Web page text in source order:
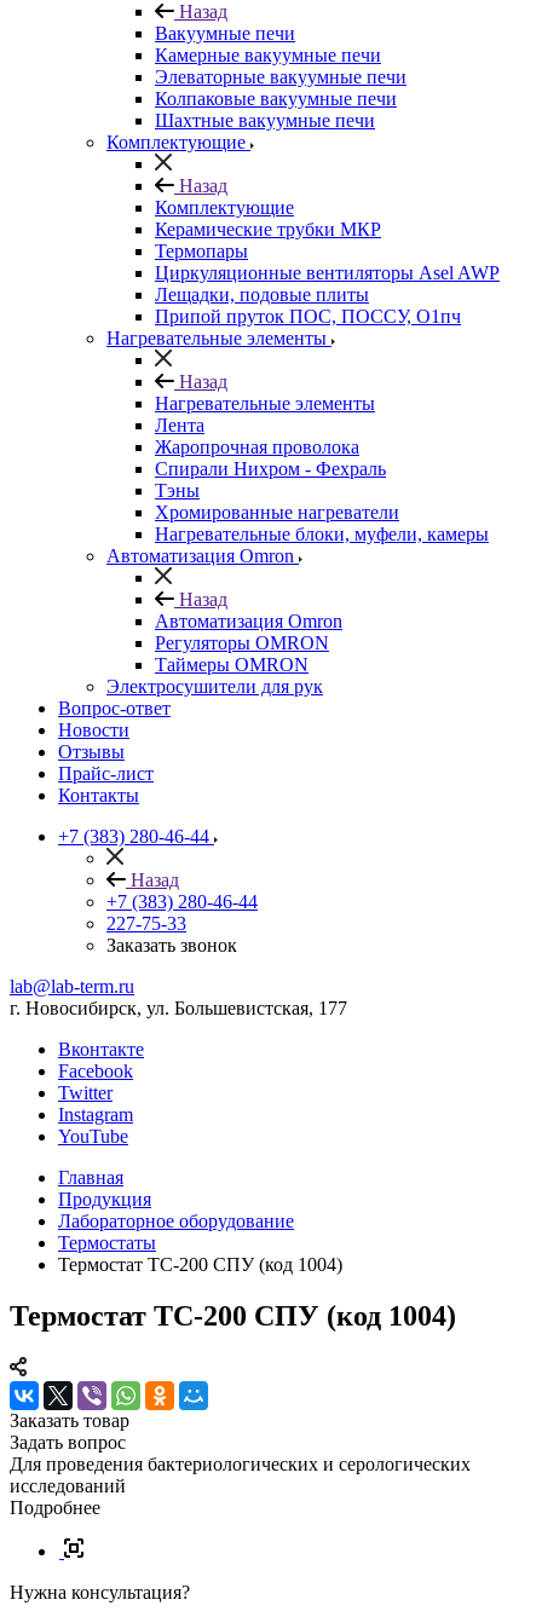
Назад
Вакуумные печи
Камерные вакуумные печи
Элеваторные вакуумные печи
Колпаковые вакуумные печи
Шахтные вакуумные печи
Комплектующие
Назад
Комплектующие
Керамические трубки МКР
Термопары
Циркуляционные вентиляторы Asel AWP
Лещадки, подовые плиты
Припой пруток ПОС, ПОССУ, О1пч
Нагревательные элементы
Назад
Нагревательные элементы
Лента
Жаропрочная проволока
Спирали Нихром - Фехраль
Тэны
Хромированные нагреватели
Нагревательные блоки, муфели, камеры
Автоматизация Omron
Назад
Автоматизация Omron
Регуляторы OMRON
Таймеры OMRON
Электросушители для рук
Вопрос-ответ
Новости
Отзывы
Прайс-лист
Контакты
+7 (383) 280-46-44
Назад
+7 (383) 280-46-44
227-75-33
Заказать звонок
lab@lab-term.ru
г. Новосибирск, ул. Большевистская, 177
Вконтакте
Facebook
Twitter
Instagram
YouTube
Главная
Продукция
Лабораторное оборудование
Термостаты
Термостат ТС-200 СПУ (код 1004)
Термостат ТС-200 СПУ (код 1004)
Заказать товар
Задать вопрос
Для проведения бактериологических и серологических
исследований
Подробнее
Нужна консультация?